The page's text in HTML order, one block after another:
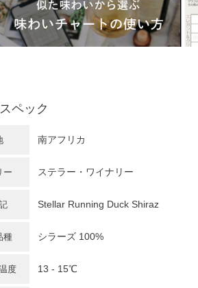
ペック
南アフリカ
ー ステラー・ワイナリー
Stellar Running Duck Shiraz
種 シラーズ 100%
度 13 - 15℃